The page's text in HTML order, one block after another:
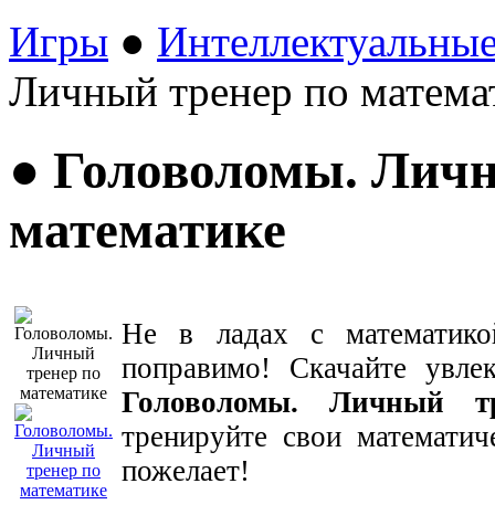
Игры ●
Личный тренер по
● Головоломы.
математике
Не в ладах с
поправимо! Скачайте
Головоломы. Личный
тренируйте свои
пожелает!